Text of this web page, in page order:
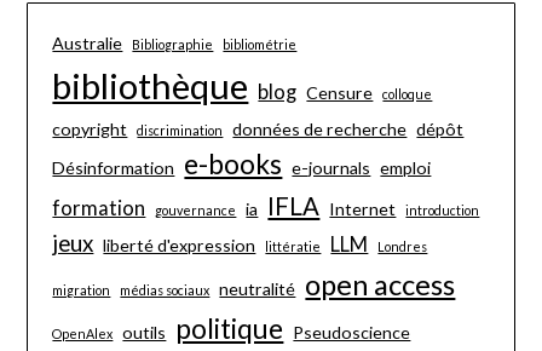
Australie Bibliographie bibliométrie
bibliothèque blog Censure colloque
copyright discrimination données de recherche dépôt
Désinformation e-books e-journals emploi
formation gouvernance ia IFLA Internet introduction
jeux liberté d'expression littératie LLM Londres
migration médias sociaux neutralité open access
OpenAlex outils politique Pseudoscience